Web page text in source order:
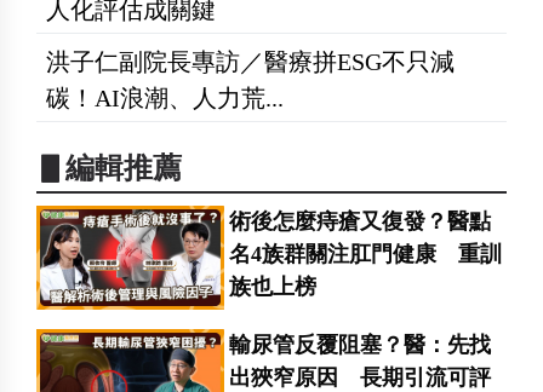
人化評估成關鍵
洪子仁副院長專訪／醫療拼ESG不只減
碳！AI浪潮、人力荒...
▋編輯推薦
術後怎麼痔瘡又復發？醫點
名4族群關注肛門健康 重訓
族也上榜
輸尿管反覆阻塞？醫：先找
出狹窄原因 長期引流可評